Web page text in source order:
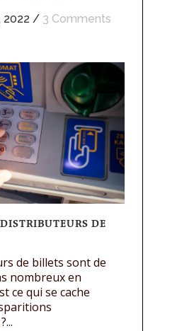
2022 / 3 Comments
DE
de billets sont de
nombreux en
ce qui se cache